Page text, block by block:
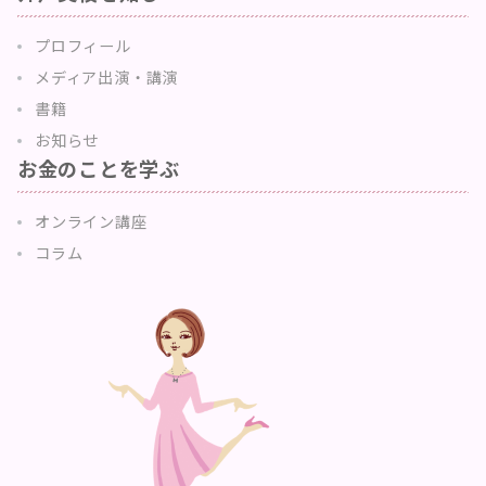
プロフィール
メディア出演・講演
書籍
お知らせ
お金のことを学ぶ
オンライン講座
コラム